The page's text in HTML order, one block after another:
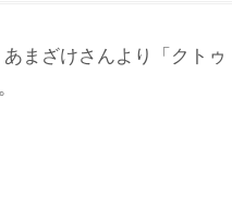
まざけさんより「クトゥ